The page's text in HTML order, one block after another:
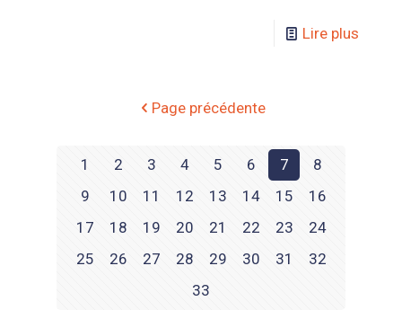
Lire plus
Page précédente
1 2 3 4 5 6 7
8
9
10 11 12 13 14 15
16
17
18 19 20 21 22 23
24
25
26 27 28 29 30 31
32
33